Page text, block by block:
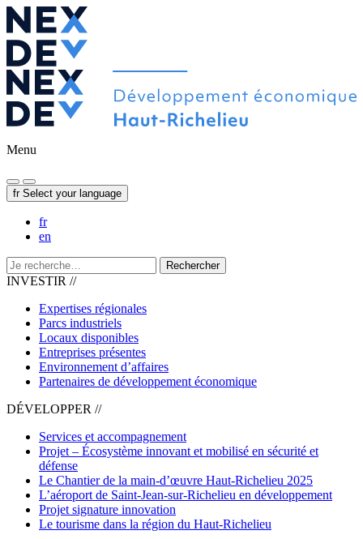
Menu
fr Select your language
fr
en
Rechercher
INVESTIR //
Expertises régionales
Parcs industriels
Locaux disponibles
Entreprises présentes
Environnement d’affaires
Partenaires de développement économique
DÉVELOPPER //
Services et accompagnement
Projet – Écosystème innovant et mobilisé en sécurité et
défense
Le Chantier de la main-d’œuvre Haut-Richelieu 2025
L’aéroport de Saint-Jean-sur-Richelieu en développement
Projet signature innovation
Le tourisme dans la région du Haut-Richelieu